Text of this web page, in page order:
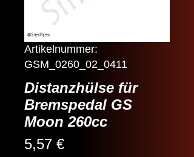
Artikelnummer:
GSM_0260_02_0411
Distanzhülse für
Bremspedal GS
Moon 260cc
5,57 €Preis